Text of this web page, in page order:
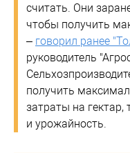
считать. Они
чтобы получить
– говорил ранее
руководитель
получить
затраты на
и урожайность.